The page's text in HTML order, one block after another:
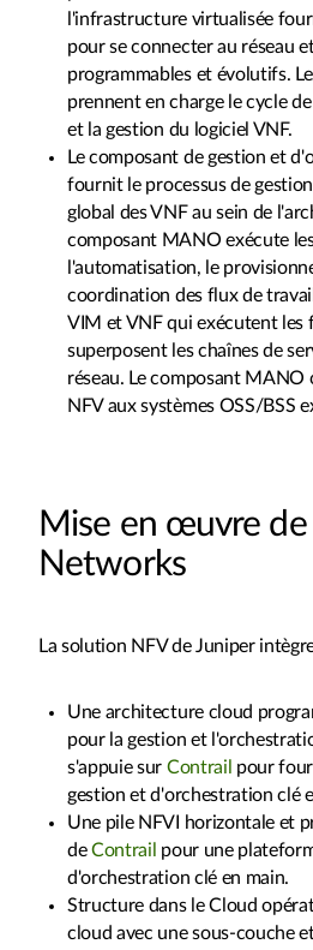
l'infrastructure virtualisée
pour se connecter au réseau
programmables et évolutifs.
prennent en charge le cycle
et la gestion du logiciel VNF.
Le composant de gestion et
fournit le processus de
global des VNF au sein de
composant MANO exécute
l'automatisation, le
coordination des flux de
VIM et VNF qui exécutent les
superposent les chaînes de
réseau. Le composant
NFV aux systèmes OSS/BSS
Mise en œuvre de
Networks
La solution NFV de Juniper
Une architecture cloud
pour la gestion et
s'appuie sur Contrail pour
gestion et d'orchestration clé
Une pile NFVI horizontale et
deContrail pour une
d'orchestration clé en main.
Structure dans le Cloud
cloud avec une sous-couche